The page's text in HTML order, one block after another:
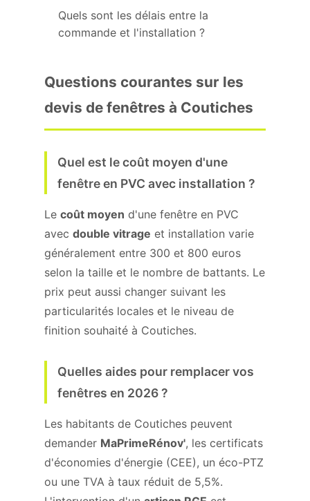
Quels sont les délais entre la
commande et l'installation ?
Questions courantes sur les
devis de fenêtres à Coutiches
Quel est le coût moyen d'une
fenêtre en PVC avec installation ?
Le coût moyen d'une fenêtre en PVC
avec double vitrage et installation varie
généralement entre 300 et 800 euros
selon la taille et le nombre de battants. Le
prix peut aussi changer suivant les
particularités locales et le niveau de
finition souhaité à Coutiches.
Quelles aides pour remplacer vos
fenêtres en 2026 ?
Les habitants de Coutiches peuvent
demander MaPrimeRénov', les certificats
d'économies d'énergie (CEE), un éco-PTZ
ou une TVA à taux réduit de 5,5%.